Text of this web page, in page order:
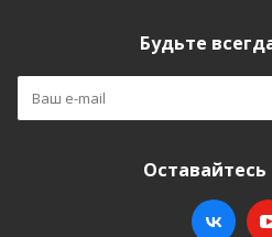
Будьте
Оставайтесь